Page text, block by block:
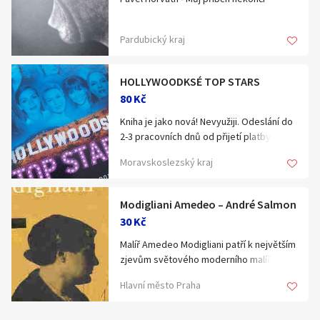
osobním převzetím.
fotopřílohy.Je jako nová, vhodná i jako
Pardubický kraj
HOLLYWOODKSÉ TOP STARS
80 Kč
Kniha je jako nová! Nevyužiji. Odeslání do
2-3 pracovních dnů od přijetí platby na
Moravskoslezský kraj
Modigliani Amedeo – André Salmon
30 Kč
Malíř Amedeo Modigliani patří k největším
zjevům světového moderního malířství.
uměleckých galerií i soukromých sbírek.
Hlavní město Praha